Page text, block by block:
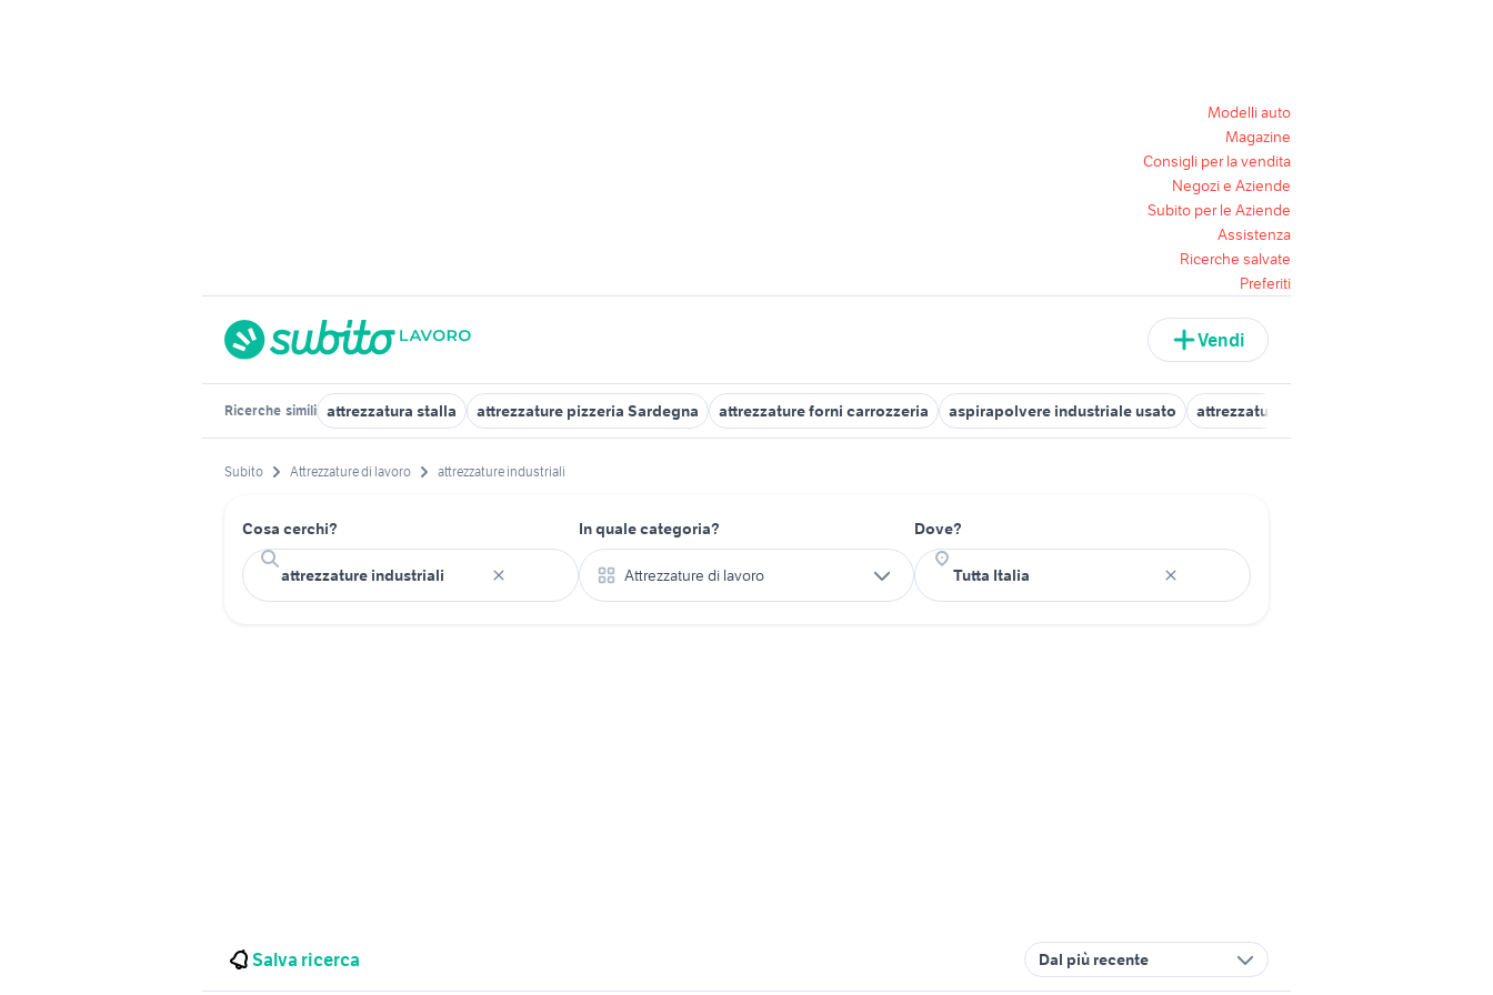
Modelli auto
Magazine
Consigli per la vendita
Negozi e Aziende
Subito per le Aziende
Assistenza
Ricerche salvate
Preferiti
Vendi
Ricerche simili attrezzatura stalla attrezzature pizzeria Sardegna attrezzature forni carrozzeria aspirapolvere industriale usato attrezzature ortofrutta
Subito Attrezzature di lavoro attrezzature industriali
Cosa cerchi? In quale categoria?
Attrezzature di lavoro
Dove?
Salva ricerca Dal più recente